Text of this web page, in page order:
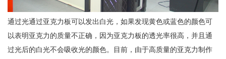
通过光通过亚克力板可以发出白光，如果发现黄色或蓝色的颜色可
以表明亚克力的质量不正确，因为亚克力板的透光率很高，并且通
过光后的白光不会吸收光的颜色。目前，由于高质量的亚克力制作